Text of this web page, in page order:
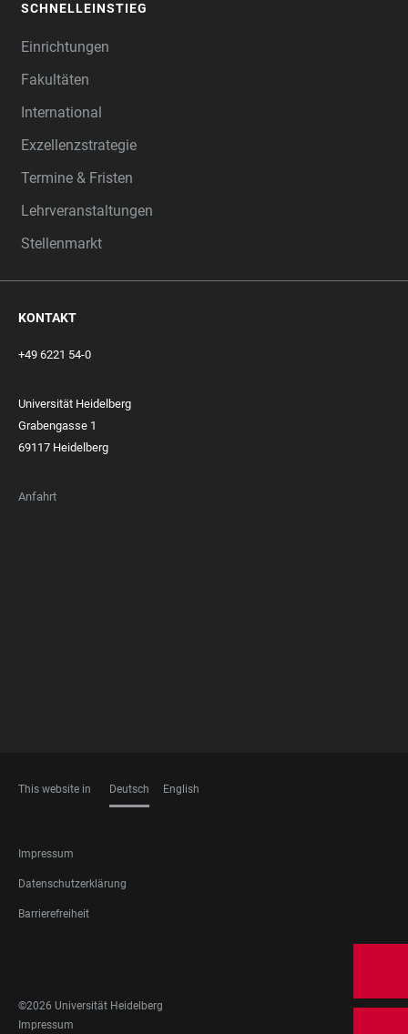
SCHNELLEINSTIEG
Einrichtungen
Fakultäten
International
Exzellenzstrategie
Termine & Fristen
Lehrveranstaltungen
Stellenmarkt
KONTAKT
+49 6221 54-0
Universität Heidelberg
Grabengasse 1
69117 Heidelberg
Anfahrt
This website in Deutsch English
FOOTER
LEGAL
Impressum
Datenschutzerklärung
Barrierefreiheit
MEDIA
©2026 Universität Heidelberg
FOOTER
Impressum